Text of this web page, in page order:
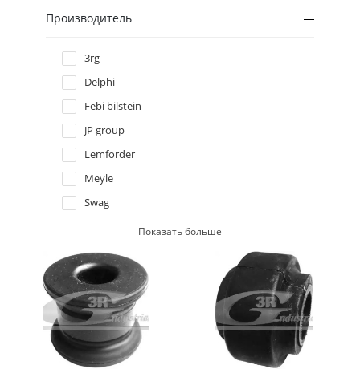
2008
2007
2006
2005
2004
2003
2002
2001
2000
Производитель
3rg
Delphi
Febi bilstein
JP group
Lemforder
Meyle
Swag
Показать больше